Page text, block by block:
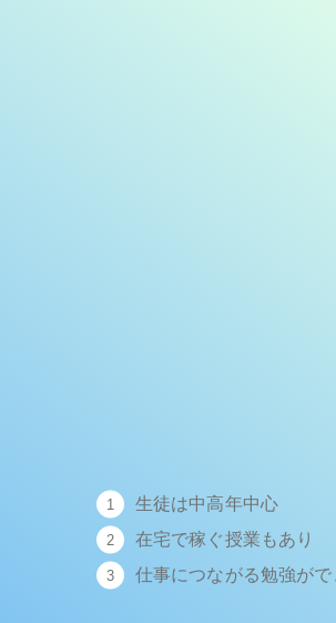
生徒は中高年中心
在宅で稼ぐ授業もあり
仕事につながる勉強がで